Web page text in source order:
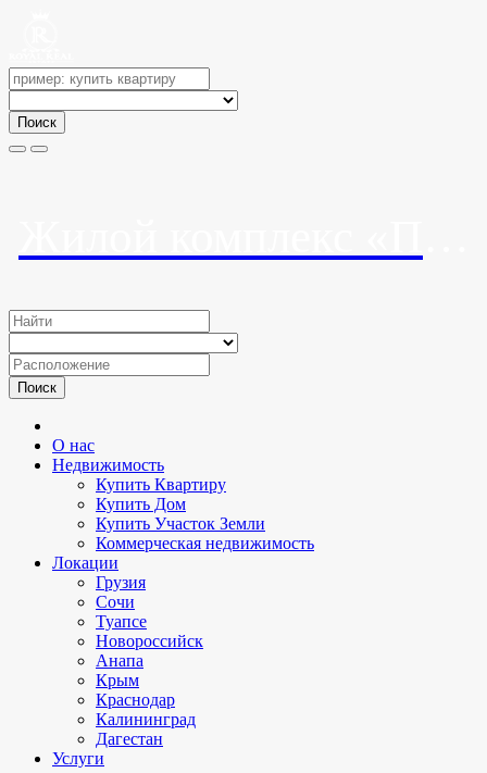
Поиск
Поиск
О нас
Недвижимость
Купить Квартиру
Купить Дом
Купить Участок Земли
Коммерческая недвижимость
Локации
Грузия
Сочи
Туапсе
Новороссийск
Анапа
Крым
Краснодар
Калининград
Дагестан
Услуги